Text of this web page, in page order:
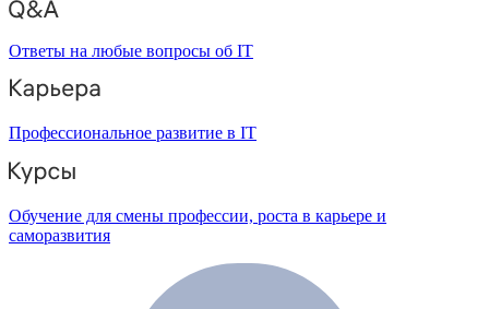
Ответы на любые вопросы об IT
Профессиональное развитие в IT
Обучение для смены профессии, роста в карьере и
саморазвития